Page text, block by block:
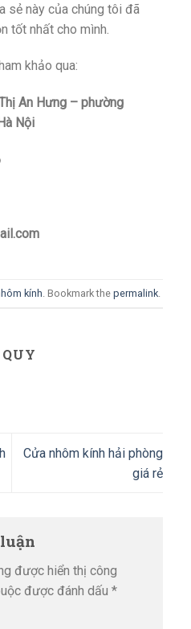
sẻ này của chúng tôi đã
tốt nhất cho mình.
khảo qua:
An Hưng – phường
Nội
kính . Bookmark the permalink
Cửa nhôm kính hải phòng
giá rẻ
được hiển thị công
được đánh dấu *